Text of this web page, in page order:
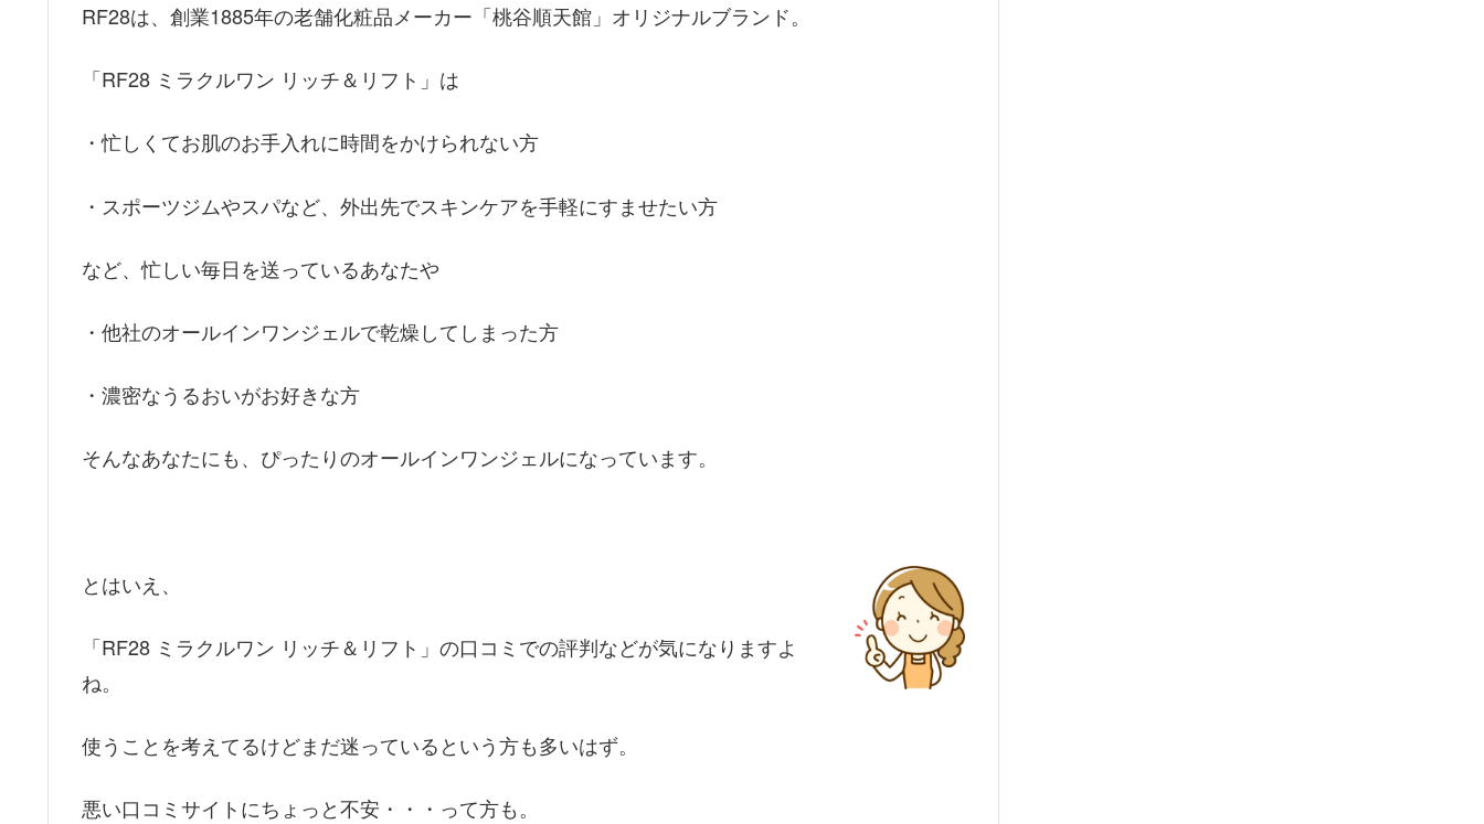
RF28は、創業1885年の老舗化粧品メーカー「桃谷順天館」オリジナルブランド。
「RF28 ミラクルワン リッチ＆リフト」は
・忙しくてお肌のお手入れに時間をかけられない方
・スポーツジムやスパなど、外出先でスキンケアを手軽にすませたい方
など、忙しい毎日を送っているあなたや
・他社のオールインワンジェルで乾燥してしまった方
・濃密なうるおいがお好きな方
そんなあなたにも、ぴったりのオールインワンジェルになっています。
とはいえ、
「RF28 ミラクルワン リッチ＆リフト」の口コミでの評判などが気になりますよ
ね。
使うことを考えてるけどまだ迷っているという方も多いはず。
悪い口コミサイトにちょっと不安・・・って方も。